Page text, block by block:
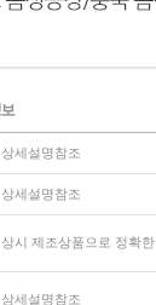
상세설명참조
상세설명참조
상시 제조상품으로 정확
상세설명참조